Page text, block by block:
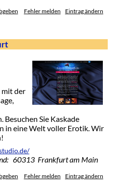
Fehler melden Eintrag ändern
mit der
Sie Kaskade
in eine Welt voller Erotik. Wir
60313 Frankfurt am Main
Fehler melden Eintrag ändern